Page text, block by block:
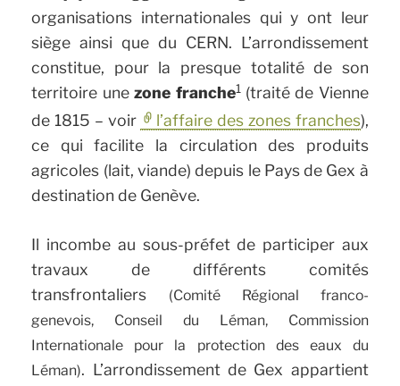
organisations internationales qui y ont leur
siège ainsi que du CERN. L’arrondissement
constitue, pour la presque totalité de son
territoire unezone franche1(traité de Vienne
de 1815 – voir
l’affaire des zones franches),
ce qui facilite la circulation des produits
agricoles (lait, viande) depuis le Pays de Gex à
destination de Genève.
Il incombe au sous-préfet de participer aux
travaux de différents comités
transfrontaliers
(Comité Régional franco-
genevois, Conseil du Léman, Commission
Internationale pour la protection des eaux du
Léman). L’arrondissement de Gex appartient